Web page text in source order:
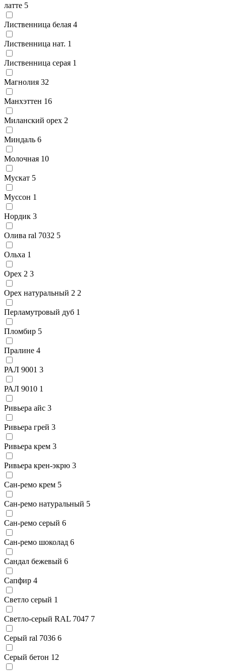
латте 5
Лиственница белая 4
Лиственница нат. 1
Лиственница серая 1
Магнолия 32
Манхэттен 16
Миланский орех 2
Миндаль 6
Молочная 10
Мускат 5
Муссон 1
Нордик 3
Олива ral 7032 5
Ольха 1
Орех 2 3
Орех натуральный 2 2
Перламутровый дуб 1
Пломбир 5
Пралине 4
РАЛ 9001 3
РАЛ 9010 1
Ривьера айс 3
Ривьера грей 3
Ривьера крем 3
Ривьера крен-экрю 3
Сан-ремо крем 5
Сан-ремо натуральный 5
Сан-ремо серый 6
Сан-ремо шоколад 6
Сандал бежевый 6
Сапфир 4
Светло серый 1
Светло-серый RAL 7047 7
Серый ral 7036 6
Серый бетон 12